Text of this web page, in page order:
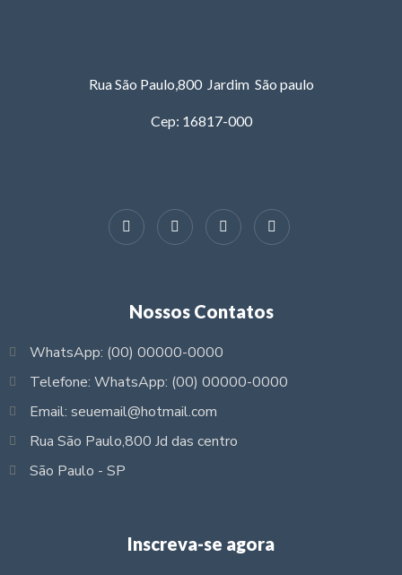
Rua São Paulo,800 Jardim São paulo
Cep: 16817-000
Nossos Contatos
WhatsApp: (00) 00000-0000
Telefone: WhatsApp: (00) 00000-0000
Email: seuemail@hotmail.com
Rua São Paulo,800 Jd das centro
São Paulo - SP
Inscreva-se agora